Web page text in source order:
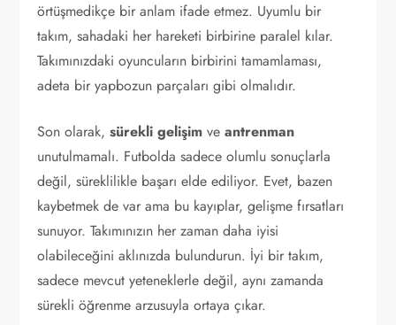
örtüşmedikçe bir anlam ifade etmez. Uyumlu bir
takım, sahadaki her hareketi birbirine paralel kılar.
Takımınızdaki oyuncuların birbirini tamamlaması,
adeta bir yapbozun parçaları gibi olmalıdır.
Son olarak,sürekli gelişim veantrenman
unutulmamalı. Futbolda sadece olumlu sonuçlarla
değil, süreklilikle başarı elde ediliyor. Evet, bazen
kaybetmek de var ama bu kayıplar, gelişme fırsatları
sunuyor. Takımınızın her zaman daha iyisi
olabileceğini aklınızda bulundurun. İyi bir takım,
sadece mevcut yeteneklerle değil, aynı zamanda
sürekli öğrenme arzusuyla ortaya çıkar.